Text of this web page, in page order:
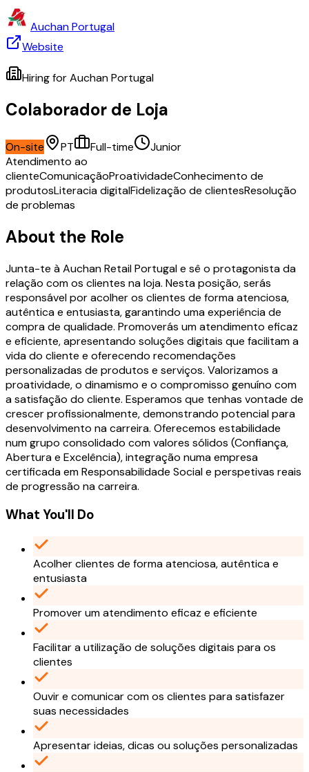
Auchan Portugal
Website
Hiring forAuchan Portugal
Colaborador de Loja
On-site PT Full-time
Junior
Atendimento ao
clienteComunicaçãoProatividadeConhecimento de
produtosLiteracia digitalFidelização de clientesResolução
de problemas
About the Role
Junta-te à Auchan Retail Portugal e sê o protagonista da
relação com os clientes na loja. Nesta posição, serás
responsável por acolher os clientes de forma atenciosa,
autêntica e entusiasta, garantindo uma experiência de
compra de qualidade. Promoverás um atendimento eficaz
e eficiente, apresentando soluções digitais que facilitam a
vida do cliente e oferecendo recomendações
personalizadas de produtos e serviços. Valorizamos a
proatividade, o dinamismo e o compromisso genuíno com
a satisfação do cliente. Esperamos que tenhas vontade de
crescer profissionalmente, demonstrando potencial para
desenvolvimento na carreira. Oferecemos estabilidade
num grupo consolidado com valores sólidos (Confiança,
Abertura e Excelência), integração numa empresa
certificada em Responsabilidade Social e perspetivas reais
de progressão na carreira.
What You'll Do
Acolher clientes de forma atenciosa, autêntica e
entusiasta
Promover um atendimento eficaz e eficiente
Facilitar a utilização de soluções digitais para os
clientes
Ouvir e comunicar com os clientes para satisfazer
suas necessidades
Apresentar ideias, dicas ou soluções personalizadas